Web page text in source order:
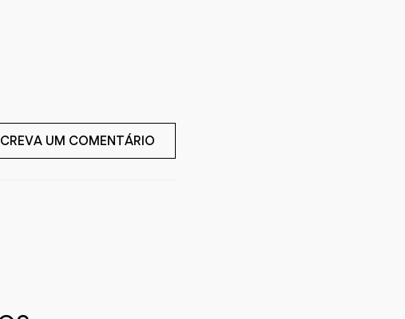
UM COMENTÁRIO